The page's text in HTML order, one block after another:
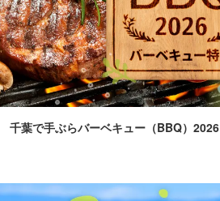
千葉で手ぶらバーベキュー（BBQ）2026